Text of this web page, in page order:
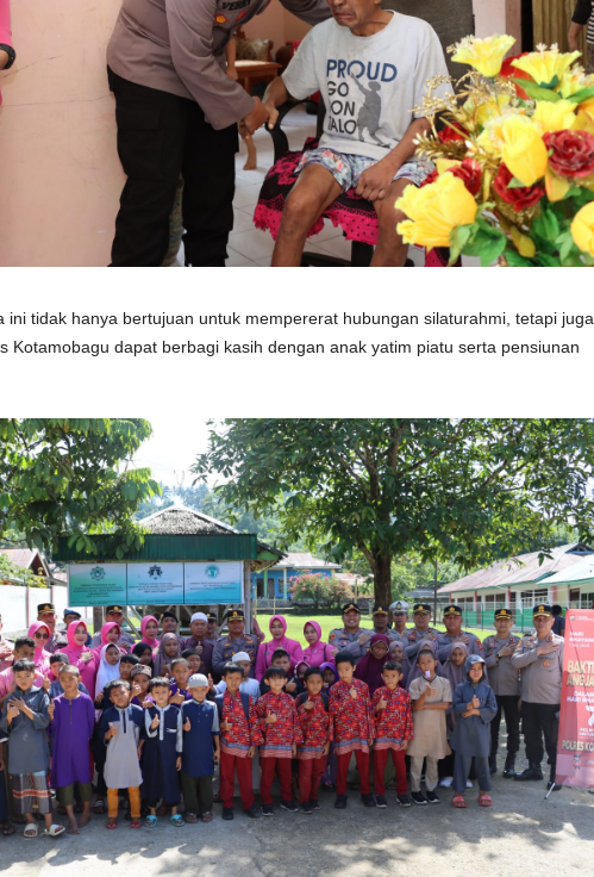
ini tidak hanya bertujuan untuk mempererat hubungan silaturahmi, tetapi juga
Kotamobagu dapat berbagi kasih dengan anak yatim piatu serta pensiunan